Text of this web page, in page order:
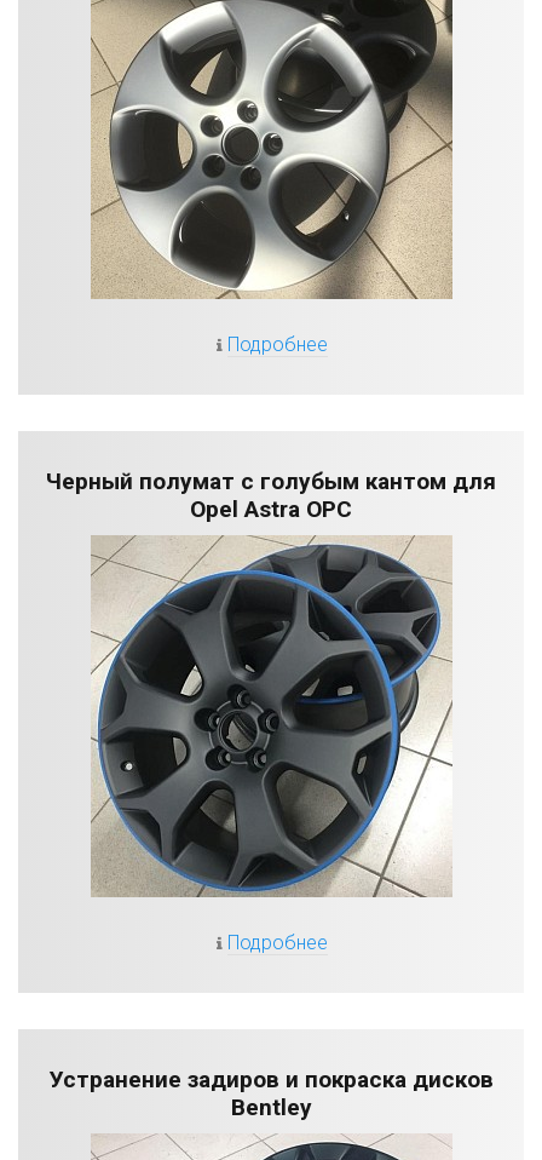
Подробнее
Черный полумат с голубым кантом для
Opel Astra OPC
Подробнее
Устранение задиров и покраска дисков
Bentley